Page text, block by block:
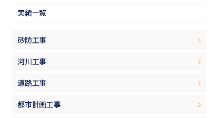
実績一覧
砂防工事
河川工事
道路工事
都市計画工事